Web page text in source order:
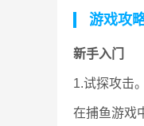
游戏攻
新手入门
1.试探攻击。
在捕鱼游戏